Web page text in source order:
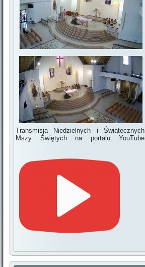
Transmisja Niedzielnych i Świątecznych
Mszy Świętych na portalu YouTube